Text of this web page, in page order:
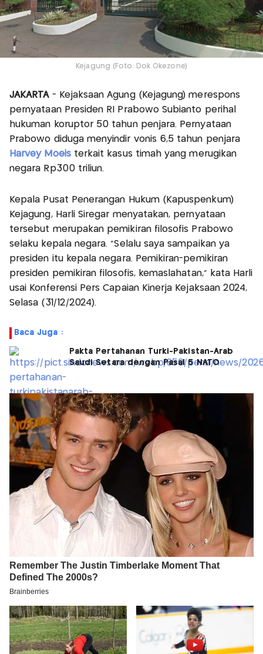
Kejagung (Foto: Dok Okezone)
JAKARTA- Kejaksaan Agung (Kejagung) merespons
pernyataan Presiden RI Prabowo Subianto perihal
hukuman koruptor 50 tahun penjara. Pernyataan
Prabowo diduga menyindir vonis 6,5 tahun penjara
Harvey Moeis terkait kasus timah yang merugikan
negara Rp300 triliun.
Kepala Pusat Penerangan Hukum (Kapuspenkum)
Kejagung, Harli Siregar menyatakan, pernyataan
tersebut merupakan pemikiran filosofis Prabowo
selaku kepala negara. "Selalu saya sampaikan ya
presiden itu kepala negara. Pemikiran-pemikiran
presiden pemikiran filosofis, kemaslahatan," kata Harli
usai Konferensi Pers Capaian Kinerja Kejaksaan 2024,
Selasa (31/12/2024).
Baca Juga :
Pakta Pertahanan Turki-Pakistan-Arab
Saudi Setara dengan Pasal 5 NATO